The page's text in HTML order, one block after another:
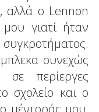
αλλά ο Lennon
γιατί ήταν
συνεχώς
περίεργες
σχολείο και ο
μέντοράς μου.